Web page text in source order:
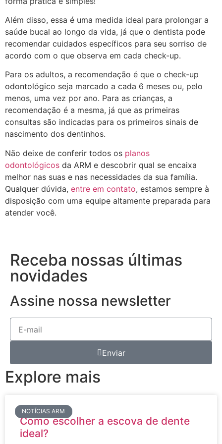
Além disso, essa é uma medida ideal para prolongar a
saúde bucal ao longo da vida, já que o dentista pode
recomendar cuidados específicos para seu sorriso de
acordo com o que observa em cada check-up.
Para os adultos, a recomendação é que o check-up
odontológico seja marcado a cada 6 meses ou, pelo
menos, uma vez por ano. Para as crianças, a
recomendação é a mesma, já que as primeiras
consultas são indicadas para os primeiros sinais de
nascimento dos dentinhos.
Não deixe de conferir todos os planos
odontológicos da ARM e descobrir qual se encaixa
melhor nas suas e nas necessidades da sua família.
Qualquer dúvida, entre em contato, estamos sempre à
disposição com uma equipe altamente preparada para
atender você.
Receba nossas últimas
novidades
Assine nossa newsletter
Enviar
Explore mais
NOTÍCIAS ARM
Como escolher a escova de dente
ideal?